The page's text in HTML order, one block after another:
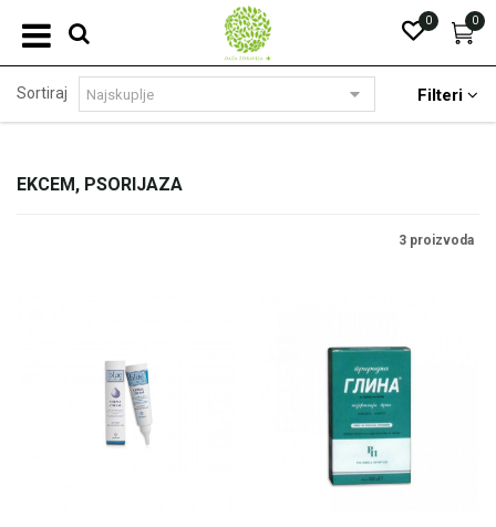
0
0
EKCEM, PSORIJAZA
Sortiraj Filteri
3 proizvoda